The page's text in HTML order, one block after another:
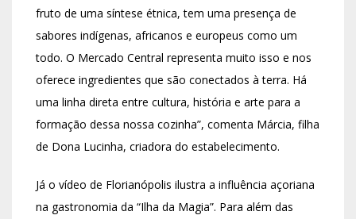
fruto de uma síntese étnica, tem uma presença de
sabores indígenas, africanos e europeus como um
todo. O Mercado Central representa muito isso e nos
oferece ingredientes que são conectados à terra. Há
uma linha direta entre cultura, história e arte para a
formação dessa nossa cozinha”, comenta Márcia, filha
de Dona Lucinha, criadora do estabelecimento.
Já o vídeo de Florianópolis ilustra a influência açoriana
na gastronomia da “Ilha da Magia”. Para além das